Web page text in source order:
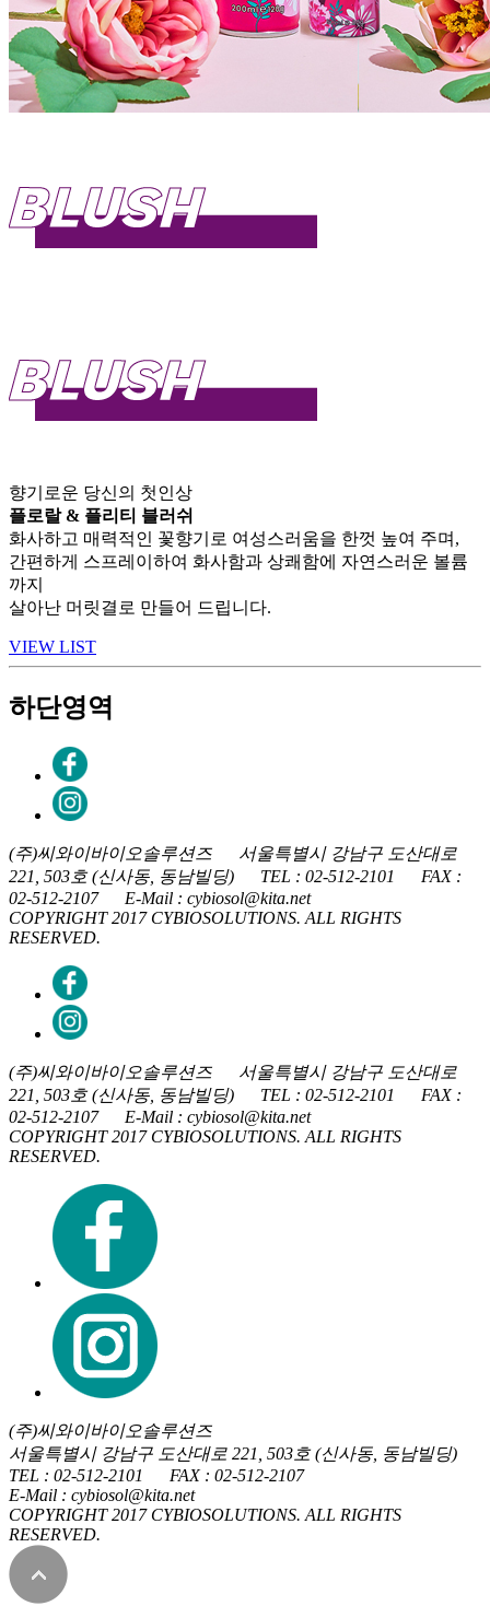
향기로운 당신의 첫인상
플로랄 & 플리티 블러쉬
화사하고 매력적인 꽃향기로 여성스러움을 한껏 높여 주며,
간편하게 스프레이하여 화사함과 상쾌함에 자연스러운 볼륨
까지
살아난 머릿결로 만들어 드립니다.
VIEW LIST
하단영역
(주)씨와이바이오솔루션즈 서울특별시 강남구 도산대로
221, 503호 (신사동, 동남빌딩) TEL : 02-512-2101 FAX :
02-512-2107 E-Mail : cybiosol@kita.net
COPYRIGHT 2017 CYBIOSOLUTIONS. ALL RIGHTS
RESERVED.
(주)씨와이바이오솔루션즈 서울특별시 강남구 도산대로
221, 503호 (신사동, 동남빌딩) TEL : 02-512-2101 FAX :
02-512-2107 E-Mail : cybiosol@kita.net
COPYRIGHT 2017 CYBIOSOLUTIONS. ALL RIGHTS
RESERVED.
(주)씨와이바이오솔루션즈
서울특별시 강남구 도산대로 221, 503호 (신사동, 동남빌딩)
TEL : 02-512-2101 FAX : 02-512-2107
E-Mail : cybiosol@kita.net
COPYRIGHT 2017 CYBIOSOLUTIONS. ALL RIGHTS
RESERVED.